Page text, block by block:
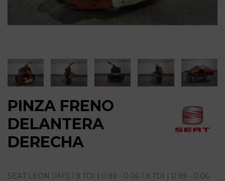
PINZA FRENO
DELANTERA
DERECHA
SEAT LEON (1M1) 1.9 TDI | 0.99 - 0.06 1.9 TDI | 0.99 - 0.06